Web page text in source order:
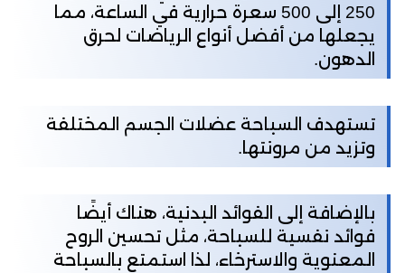
250 إلى 500 سعرة حرارية في الساعة، مما
يجعلها من أفضل أنواع الرياضات لحرق
الدهون.
تستهدف السباحة عضلات الجسم المختلفة
وتزيد من مرونتها.
بالإضافة إلى الفوائد البدنية، هناك أيضًا
فوائد نفسية للسباحة، مثل تحسين الروح
المعنوية والاسترخاء، لذا استمتع بالسباحة